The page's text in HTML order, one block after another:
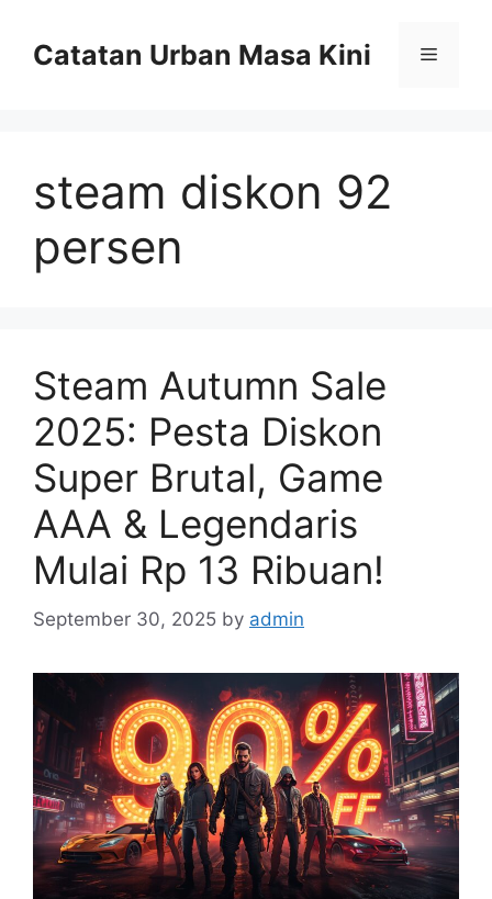
contentCatatan Urban Masa Kini Menu
steam diskon 92
persen
Steam Autumn Sale
2025: Pesta Diskon
Super Brutal, Game
AAA & Legendaris
Mulai Rp 13 Ribuan!
September 30, 2025 by admin